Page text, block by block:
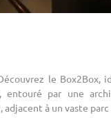
le Box2Box,
par une
à un vaste parc